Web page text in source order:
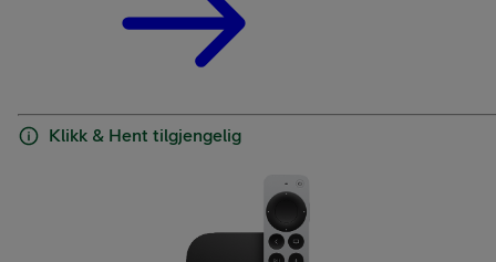
Klikk & Hent tilgjengelig